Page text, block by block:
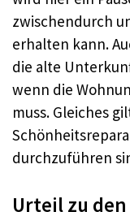
zwischendurch
erhalten kann.
die alte
wenn die
muss. Gleiches
durchzuführen
Urteil zu